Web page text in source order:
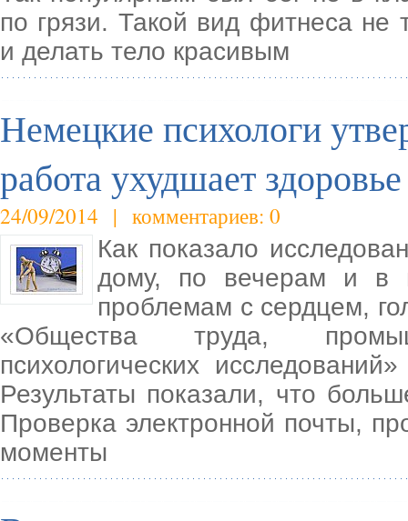
по грязи. Такой вид фитнеса не
и делать тело красивым
Немецкие психологи
работа ухудшает здоровье
24/09/2014 | комментариев: 0
Как показало
дому, по вечерам и в
проблемам с сердцем,
«Общества труда,
психологических
Результаты показали, что
Проверка электронной почты,
моменты